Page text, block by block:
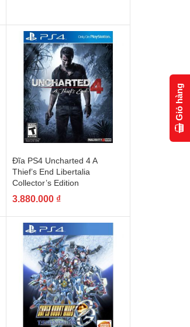
Đĩa PS4 Uncharted 4 A
Thief’s End Libertalia
Collector’s Edition
3.880.000 ₫
Giỏ hàng